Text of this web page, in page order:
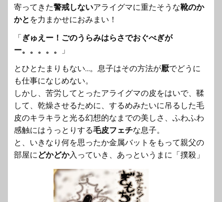
寄ってきた警戒しないアライグマに重たそうな靴のか
かと を力まかせにおみまい！
「ぎゅえー！ごのうらみはらさでおぐべぎが
ー。。。。。
」
とひとたまりもない…。息子はその方法が厭でどうに
も仕事になじめない。
しかし、苦労してとったアライグマの皮をはいで、鞣
して、 乾燥させるために、 するめみたいに吊るした毛
皮のキラキラと光る幻想的なまでの美し さ、ふわふわ
感触にはうっとりする毛皮フェチな息子。
と、 いきなり何を思ったか金属バットをもって親父の
部屋に どかどか入 っていき、あっというまに「撲殺」